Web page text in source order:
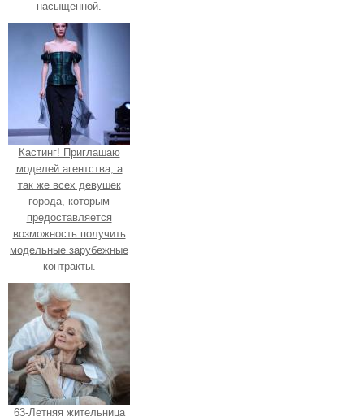
насыщенной.
Кастинг! Приглашаю
моделей агентства, а
так же всех девушек
города, которым
предоставляется
возможность получить
модельные зарубежные
контракты.
63-Летняя жительница